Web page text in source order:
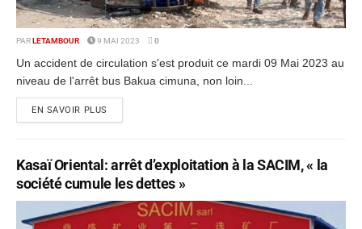
PAR LETAMBOUR 9 MAI 2023 0
Un accident de circulation s'est produit ce mardi 09 Mai 2023 au
niveau de l'arrêt bus Bakua cimuna, non loin...
EN SAVOIR PLUS
Kasaï Oriental: arrêt d’exploitation à la SACIM, « la
société cumule les dettes »